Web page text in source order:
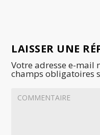
LAISSER UNE
Votre adresse e-mail
champs obligatoires